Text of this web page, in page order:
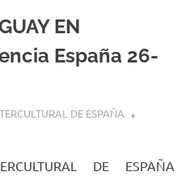
EN
España 26-
DE ESPAÑA
DE ESPAÑA